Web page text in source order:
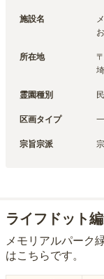
施設名
所在地 〒
霊園種別
区画タイプ
宗旨宗派
ライフドット
メモリアルパーク
はこちらです。